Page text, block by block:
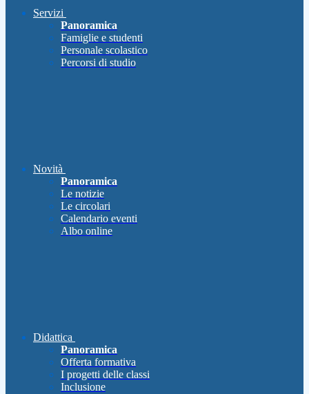
Servizi
Panoramica
Famiglie e studenti
Personale scolastico
Percorsi di studio
Novità
Panoramica
Le notizie
Le circolari
Calendario eventi
Albo online
Didattica
Panoramica
Offerta formativa
I progetti delle classi
Inclusione